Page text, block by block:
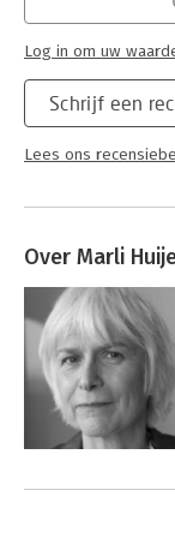
Schrijf een
Lees ons
Log in om uw
Over Marli
Andere